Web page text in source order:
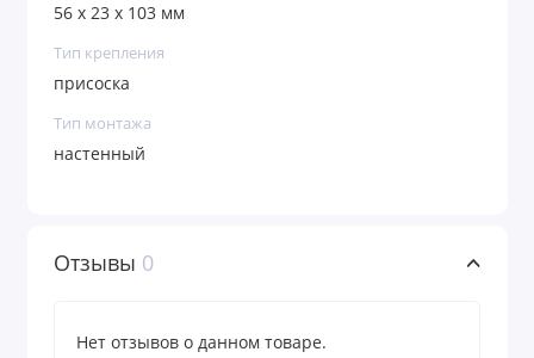
56 х 23 х 103 мм
Тип крепления
присоска
Тип монтажа
настенный
Отзывы 0
Нет отзывов о данном товаре.